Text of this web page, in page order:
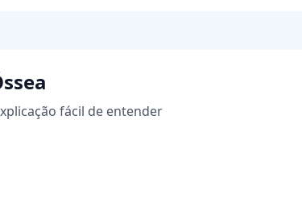
fácil de entender